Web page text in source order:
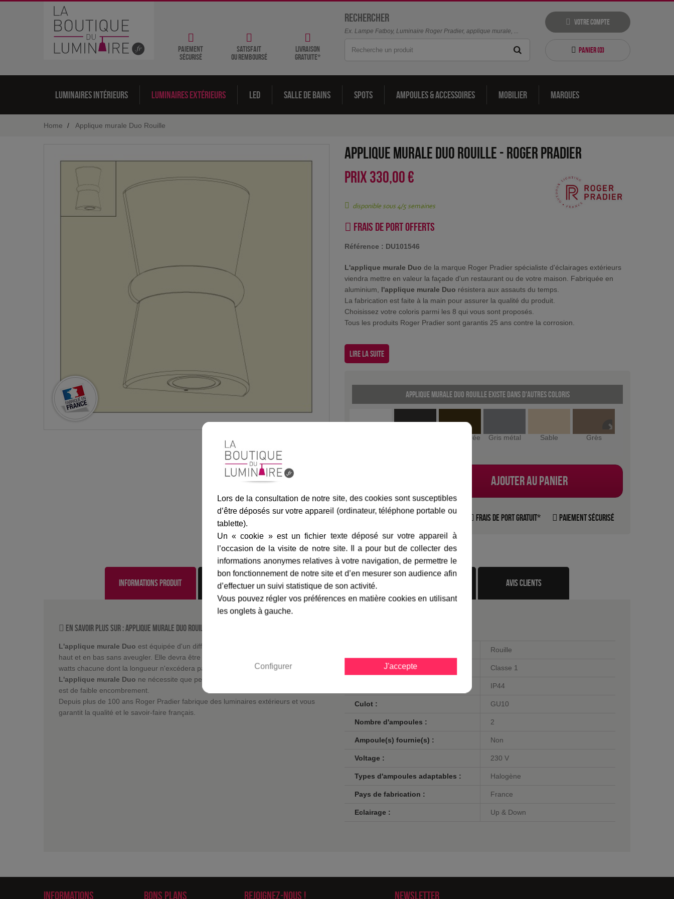
Paiement
sécurisé
satisfait
ou remboursé
livraison
gratuite*
Rechercher
Ex. Lampe Fatboy, Luminaire Roger Pradier, applique murale, ...
Votre compte
Panier (0)
Luminaires intérieurs Luminaires extérieurs LED Salle de bains Spots Ampoules & accessoires Mobilier Marques
Home Applique murale Duo Rouille
Applique murale Duo Rouille - Roger Pradier
PRIX 330,00 €
disponible sous 4/5 semaines
Frais de port offerts
Référence : DU101546
L'applique murale Duo de la marque Roger Pradier spécialiste d'éclairages extérieurs
viendra mettre en valeur la façade d'un restaurant ou de votre maison. Fabriquée en
aluminium, l'applique murale Duo résistera aux assauts du temps.
La fabrication est faite à la main pour assurer la qualité du produit.
Choisissez votre coloris parmi les 8 qui vous sont proposés.
Tous les produits Roger Pradier sont garantis 25 ans contre la corrosion.
Lire la suite
Applique murale Duo Rouille existe dans d'autres coloris
Patine dorée Gris métal Sable Grès
Ajouter au panier
Assurance transport offerte Frais de port gratuit* Paiement sécurisé
Informations produit marque livraison avis clients
En savoir plus sur :Applique murale Duo Rouille
L'applique murale Duo est équipée d'un diffuseur en verre clair trempé éclairant en
haut et en bas sans aveugler. Elle devra être équipée de 2 ampoules halogène de 50
watts chacune dont la longueur n'excédera pas 60 mm.
L'applique murale Duo ne nécessite que peu de place pour son installation car elle
est de faible encombrement.
Depuis plus de 100 ans Roger Pradier fabrique des luminaires extérieurs et vous
garantit la qualité et le savoir-faire français.
Rouille
Classe 1
IP44
Culot : GU10
Nombre d'ampoules : 2
Ampoule(s) fournie(s) : Non
Voltage : 230 V
Types d'ampoules adaptables : Halogène
Pays de fabrication : France
Eclairage : Up & Down
Informations Bons plans Rejoignez-nous ! Newsletter
Lors de la consultation de notre site, des cookies sont susceptibles
d’être déposés sur votre appareil (ordinateur, téléphone portable ou
tablette).
Un « cookie » est un fichier texte déposé sur votre appareil à
l’occasion de la visite de notre site. Il a pour but de collecter des
informations anonymes relatives à votre navigation, de permettre le
bon fonctionnement de notre site et d’en mesurer son audience afin
d’effectuer un suivi statistique de son activité.
Vous pouvez régler vos préférences en matière cookies en utilisant
les onglets à gauche.
Configurer J'accepte